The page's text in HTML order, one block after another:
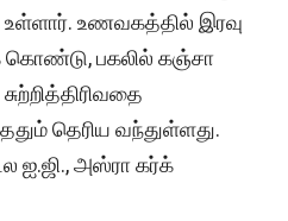
உள்ளார். உணவகத்தில் இரவு
கொண்டு, பகலில் கஞ்சா
தெரிய வந்துள்ளது.
ஐ.ஜி., அஸ்ரா கர்க்